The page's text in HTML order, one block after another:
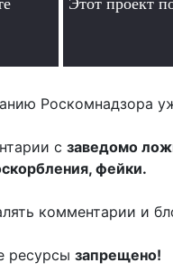
Этот проект
Роскомнадзора
с заведомо
фейки.
комментарии и
ресурсы запрещено!